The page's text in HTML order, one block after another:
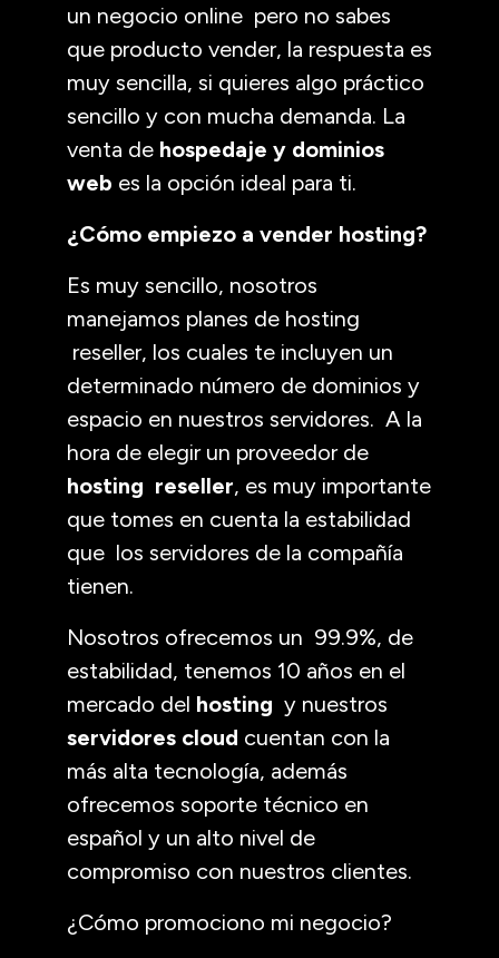
un negocio online pero no sabes
que producto vender, la respuesta es
muy sencilla, si quieres algo práctico
sencillo y con mucha demanda. La
venta de hospedaje y dominios
web es la opción ideal para ti.
¿Cómo empiezo a vender hosting?
Es muy sencillo, nosotros
manejamos planes de hosting
reseller, los cuales te incluyen un
determinado número de dominios y
espacio en nuestros servidores. A la
hora de elegir un proveedor de
hosting reseller, es muy importante
que tomes en cuenta la estabilidad
que los servidores de la compañía
tienen.
Nosotros ofrecemos un 99.9%, de
estabilidad, tenemos 10 años en el
mercado del hosting y nuestros
servidores cloud cuentan con la
más alta tecnología, además
ofrecemos soporte técnico en
español y un alto nivel de
compromiso con nuestros clientes.
¿Cómo promociono mi negocio?